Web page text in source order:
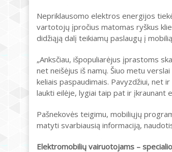
Nepriklausomo elektros energijos
vartotojų įpročius matomas ryškus
didžiąją dalį teikiamų paslaugų į
„Anksčiau, išpopuliarėjus įprastoms
net neišėjus iš namų. Šiuo metu
keliais paspaudimais. Pavyzdžiui, net
laukti eilėje, lygiai taip pat ir
Pašnekovės teigimu, mobiliųjų
matyti svarbiausią informaciją,
Elektromobilių vairuotojams –